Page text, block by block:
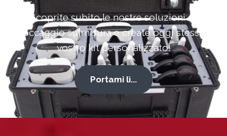
Scoprite subito le nostre soluzioni di
stoccaggio su misura e create oggi stesso il
vostro kit personalizzato!
Portami lì...